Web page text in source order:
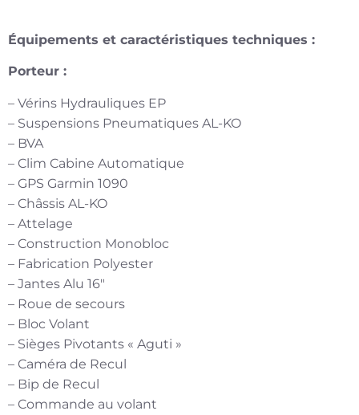
Équipements et caractéristiques techniques :
Porteur :
– Vérins Hydrauliques EP
– Suspensions Pneumatiques AL-KO
– BVA
– Clim Cabine Automatique
– GPS Garmin 1090
– Châssis AL-KO
– Attelage
– Construction Monobloc
– Fabrication Polyester
– Jantes Alu 16″
– Roue de secours
– Bloc Volant
– Sièges Pivotants « Aguti »
– Caméra de Recul
– Bip de Recul
– Commande au volant